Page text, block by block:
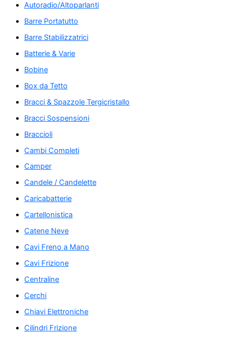
Autoradio/Altoparlanti
Barre Portatutto
Barre Stabilizzatrici
Batterie & Varie
Bobine
Box da Tetto
Bracci & Spazzole Tergicristallo
Bracci Sospensioni
Braccioli
Cambi Completi
Camper
Candele / Candelette
Caricabatterie
Cartellonistica
Catene Neve
Cavi Freno a Mano
Cavi Frizione
Centraline
Cerchi
Chiavi Elettroniche
Cilindri Frizione